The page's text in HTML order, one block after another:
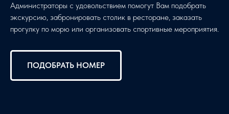
Администраторы с удовольствием помогут Вам подобрать
экскурсию, забронировать столик в ресторане, заказать
прогулку по морю или организовать спортивные мероприятия.
ПОДОБРАТЬ НОМЕР